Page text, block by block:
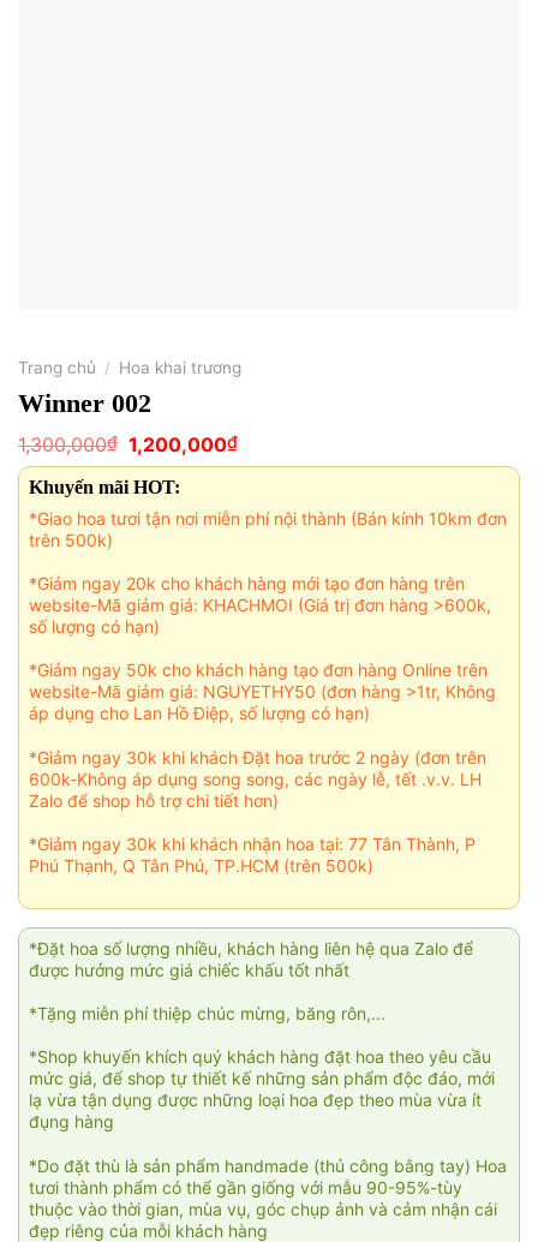
Trang chủ / Hoa khai trương
Winner 002
1,300,000₫ Giá
gốc
là:
1,300,000₫.
1,200,000₫Giá
hiện
1,200,000₫.
Khuyến mãi HOT:
*Giao hoa tươi tận nơi miễn phí nội thành (Bán kính 10km đơn
trên 500k)
*Giảm ngay 20k cho khách hàng mới tạo đơn hàng trên
website-Mã giảm giá: KHACHMOI (Giá trị đơn hàng >600k,
số lượng có hạn)
*Giảm ngay 50k cho khách hàng tạo đơn hàng Online trên
website-Mã giảm giá: NGUYETHY50 (đơn hàng >1tr, Không
áp dụng cho Lan Hồ Điệp, số lượng có hạn)
*Giảm ngay 30k khi khách Đặt hoa trước 2 ngày (đơn trên
600k-Không áp dụng song song, các ngày lễ, tết .v.v. LH
Zalo để shop hỗ trợ chi tiết hơn)
*Giảm ngay 30k khi khách nhận hoa tại: 77 Tân Thành, P
Phú Thạnh, Q Tân Phú, TP.HCM (trên 500k)
*Đặt hoa số lượng nhiều, khách hàng liên hệ qua Zalo để
được hưởng mức giá chiếc khấu tốt nhất
*Tặng miễn phí thiệp chúc mừng, băng rôn,...
*Shop khuyến khích quý khách hàng đặt hoa theo yêu cầu
mức giá, để shop tự thiết kế những sản phẩm độc đáo, mới
lạ vừa tận dụng được những loại hoa đẹp theo mùa vừa ít
đụng hàng
*Do đặt thù là sản phẩm handmade (thủ công bằng tay) Hoa
tươi thành phẩm có thể gần giống với mẫu 90-95%-tùy
thuộc vào thời gian, mùa vụ, góc chụp ảnh và cảm nhận cái
đẹp riêng của mỗi khách hàng